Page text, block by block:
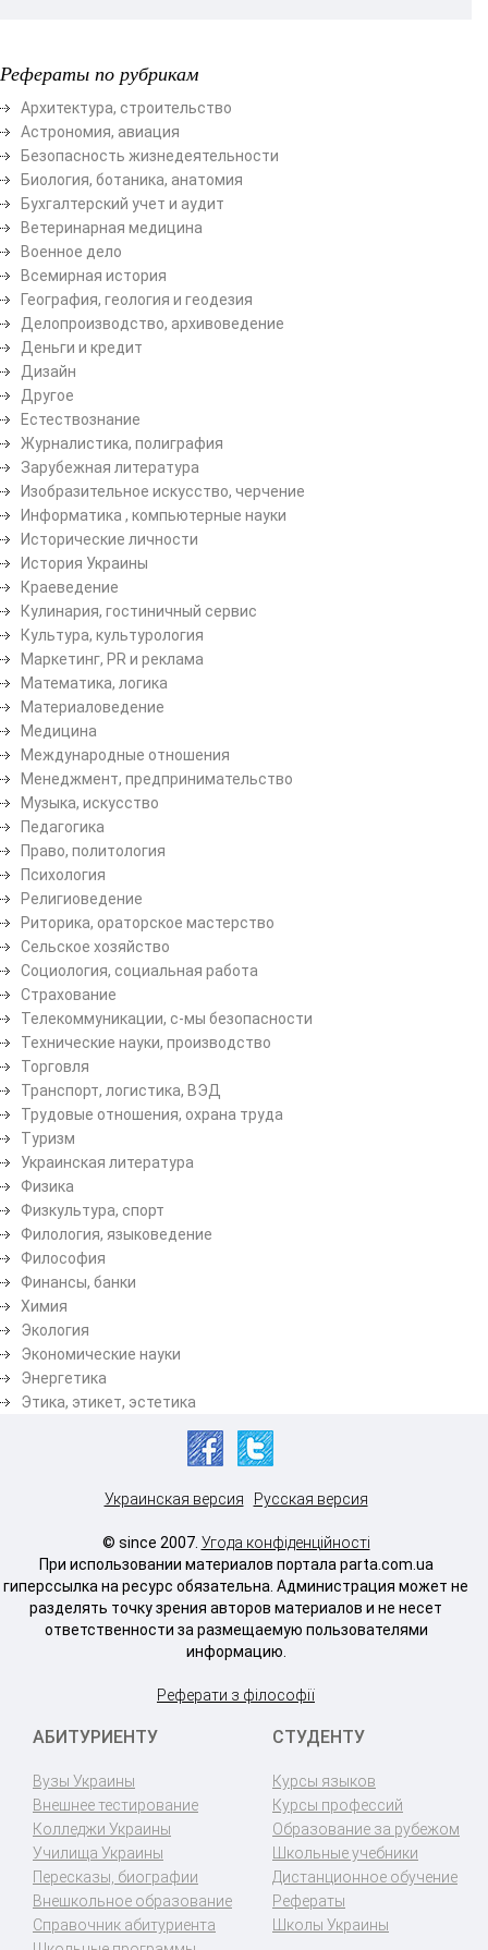
Рефераты по рубрикам
Архитектура, строительство
Астрономия, авиация
Безопасность жизнедеятельности
Биология, ботаника, анатомия
Бухгалтерский учет и аудит
Ветеринарная медицина
Военное дело
Всемирная история
География, геология и геодезия
Делопроизводство, архивоведение
Деньги и кредит
Дизайн
Другое
Естествознание
Журналистика, полиграфия
Зарубежная литература
Изобразительное искусство, черчение
Информатика , компьютерные науки
Исторические личности
История Украины
Краеведение
Кулинария, гостиничный сервис
Культура, культурология
Маркетинг, PR и реклама
Математика, логика
Материаловедение
Медицина
Международные отношения
Менеджмент, предпринимательство
Музыка, искусство
Педагогика
Право, политология
Психология
Религиоведение
Риторика, ораторское мастерство
Сельское хозяйство
Социология, социальная работа
Страхование
Телекоммуникации, с-мы безопасности
Технические науки, производство
Торговля
Транспорт, логистика, ВЭД
Трудовые отношения, охрана труда
Туризм
Украинская литература
Физика
Физкультура, спорт
Филология, языковедение
Философия
Финансы, банки
Химия
Экология
Экономические науки
Энергетика
Этика, этикет, эстетика
Украинская версия Русская версия
© since 2007. Угода конфіденційності
При использовании материалов портала parta.com.ua
гиперссылка на ресурс обязательна. Администрация может не
разделять точку зрения авторов материалов и не несет
ответственности за размещаемую пользователями
информацию.
Реферати з філософії
АБИТУРИЕНТУ
Вузы Украины
Внешнее тестирование
Колледжи Украины
Училища Украины
Пересказы, биографии
Внешкольное образование
Справочник абитуриента
СТУДЕНТУ
Курсы языков
Курсы профессий
Образование за рубежом
Школьные учебники
Дистанционное обучение
Рефераты
Школы Украины